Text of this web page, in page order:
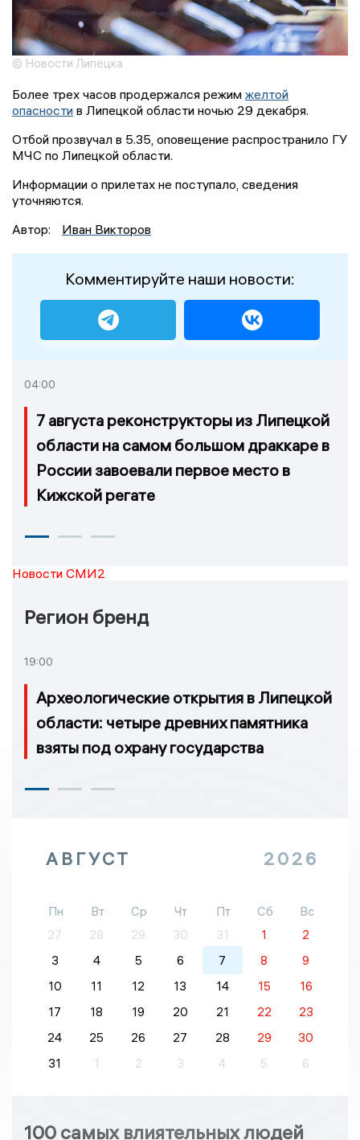
© Новости Липецка
Более трех часов продержался режим желтой
опасности в Липецкой области ночью 29 декабря.
Отбой прозвучал в 5.35, оповещение распространило ГУ
МЧС по Липецкой области.
Информации о прилетах не поступало, сведения
уточняются.
Автор:
Иван Викторов
Комментируйте наши новости:
04:00
7 августа реконструкторы из Липецкой
области на самом большом драккаре в
России завоевали первое место в
Кижской регате
Новости СМИ2
Регион бренд
19:00
Археологические открытия в Липецкой
области: четыре древних памятника
взяты под охрану государства
АВГУСТ 2026
Пн Вт Ср Чт Пт Сб
Вс
27
28 29 30 31 1
2
3
4 5 6 7 8
9
10
11 12 13 14 15
16
17
18 19 20 21 22
23
24
25 26 27 28 29
30
31
1 2 3 4 5 6
100 самых влиятельных людей